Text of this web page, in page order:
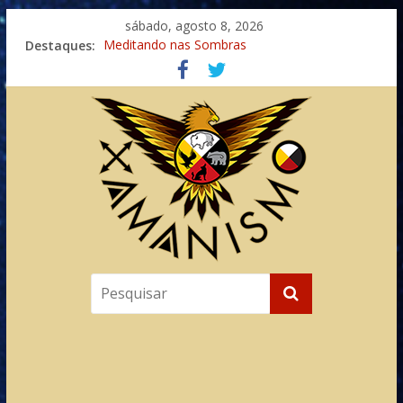
sábado, agosto 8, 2026
Destaques: Meditando nas Sombras
Autosuficiência: A Jornada do Espírito Ancestral
Xamanismo Universal
Totens – Caminho Espiritual – Crescimento
Imaginação na Cura